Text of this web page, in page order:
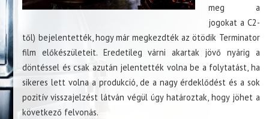
meg a
jogokat a C2-
től) bejelentették, hogy már megkezdték az ötödik Terminator
film előkészületeit. Eredetileg várni akartak jövő nyárig a
döntéssel és csak azután jelentették volna be a folytatást, ha
sikeres lett volna a produkció, de a nagy érdeklődést és a sok
pozitív visszajelzést látván végül úgy határoztak, hogy jöhet a
következő felvonás.